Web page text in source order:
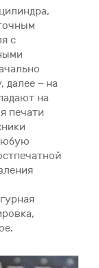
с
далее – на
на
печати